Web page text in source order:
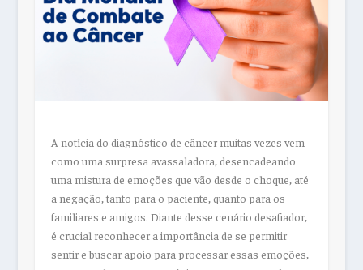
A notícia do diagnóstico de câncer muitas vezes vem
como uma surpresa avassaladora, desencadeando
uma mistura de emoções que vão desde o choque, até
a negação, tanto para o paciente, quanto para os
familiares e amigos. Diante desse cenário desafiador,
é crucial reconhecer a importância de se permitir
sentir e buscar apoio para processar essas emoções,